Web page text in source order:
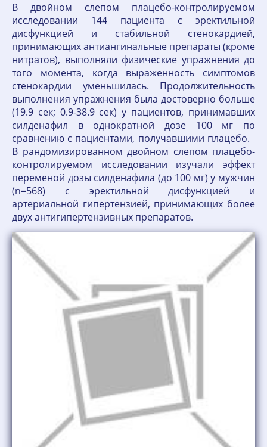
В двойном слепом плацебо-контролируемом
исследовании 144 пациента с эректильной
дисфункцией и стабильной стенокардией,
принимающих антиангинальные препараты (кроме
нитратов), выполняли физические упражнения до
того момента, когда выраженность симптомов
стенокардии уменьшилась. Продолжительность
выполнения упражнения была достоверно больше
(19.9 сек; 0.9-38.9 сек) у пациентов, принимавших
силденафил в однократной дозе 100 мг по
сравнению с пациентами, получавшими плацебо.
В рандомизированном двойном слепом плацебо-
контролируемом исследовании изучали эффект
переменой дозы силденафила (до 100 мг) у мужчин
(n=568) с эректильной дисфункцией и
артериальной гипертензией, принимающих более
двух антигипертензивных препаратов.